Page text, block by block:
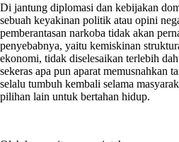
Di jantung diplomasi dan kebijakan
sebuah keyakinan politik atau opini
pemberantasan narkoba tidak akan
penyebabnya, yaitu kemiskinan
ekonomi, tidak diselesaikan terlebih
sekeras apa pun aparat memusnahkan
selalu tumbuh kembali selama
pilihan lain untuk bertahan hidup.